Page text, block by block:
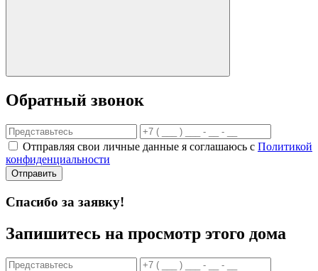
Обратный звонок
Отправляя свои личные данные я соглашаюсь с Политикой
конфиденциальности
Отправить
Спасибо за заявку!
Запишитесь на просмотр этого дома